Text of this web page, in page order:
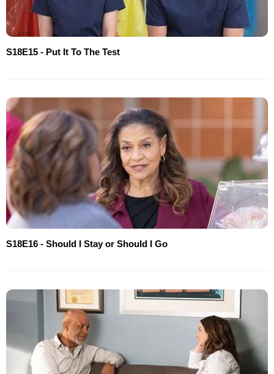
S18E15 - Put It To The Test
S18E16 - Should I Stay or Should I Go